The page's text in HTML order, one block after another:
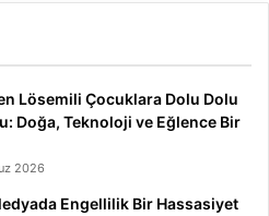
Lösemili Çocuklara Dolu Dolu
Doğa, Teknoloji ve Eğlence Bir
2026
Engellilik Bir Hassasiyet